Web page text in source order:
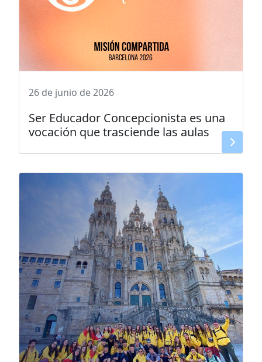
26 de junio de 2026
Ser Educador Concepcionista es una
vocación que trasciende las aulas